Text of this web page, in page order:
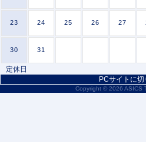
23 24 25 26 27
30 31
定休日
PCサイトに切
Copyright © 2026 ASICS